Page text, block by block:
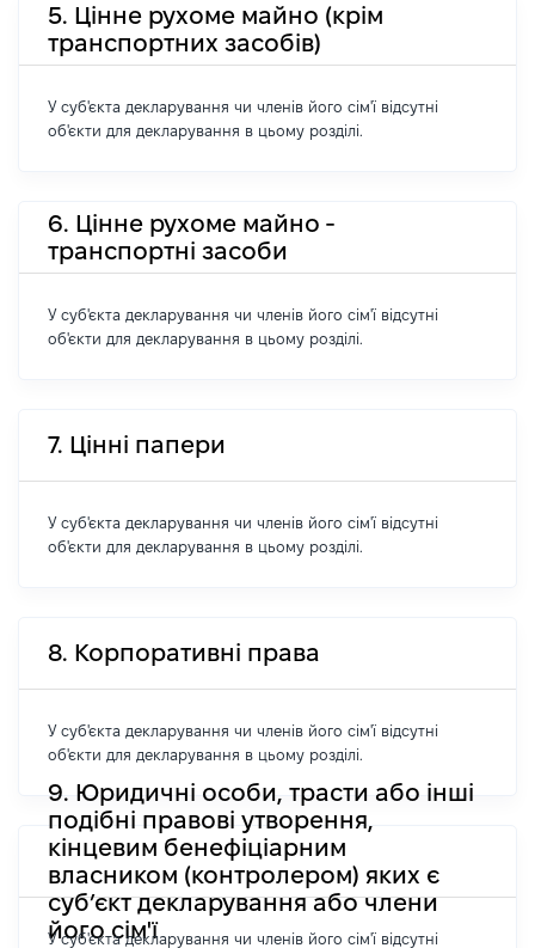
5. Цінне рухоме майно (крім
транспортних засобів)
У суб'єкта декларування чи членів його сім'ї відсутні
об'єкти для декларування в цьому розділі.
6. Цінне рухоме майно -
транспортні засоби
У суб'єкта декларування чи членів його сім'ї відсутні
об'єкти для декларування в цьому розділі.
7. Цінні папери
У суб'єкта декларування чи членів його сім'ї відсутні
об'єкти для декларування в цьому розділі.
8. Корпоративні права
У суб'єкта декларування чи членів його сім'ї відсутні
об'єкти для декларування в цьому розділі.
9. Юридичні особи, трасти або інші
подібні правові утворення,
кінцевим бенефіціарним
власником (контролером) яких є
суб’єкт декларування або члени
його сім'ї
У суб'єкта декларування чи членів його сім'ї відсутні